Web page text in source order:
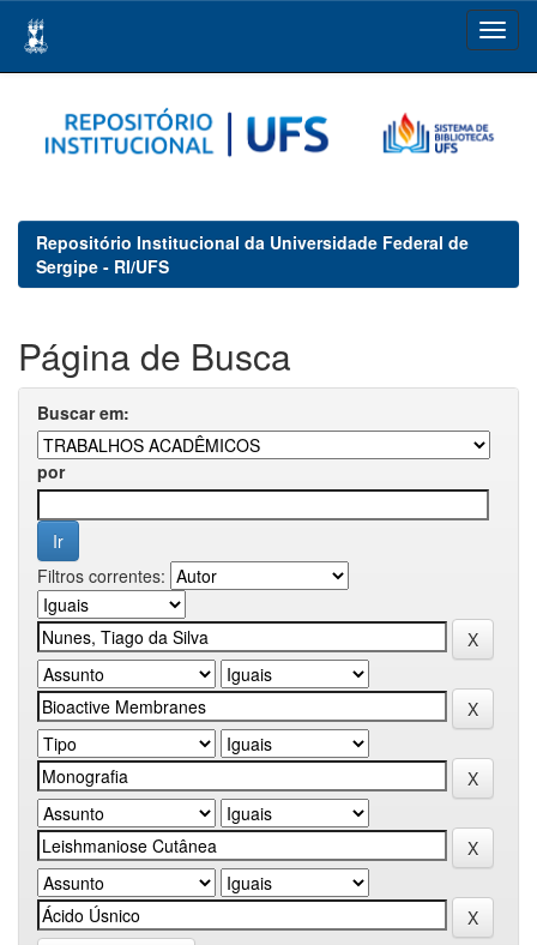
navigation
Repositório Institucional da Universidade Federal de
Sergipe - RI/UFS
Página de Busca
Buscar em:
por
Filtros correntes: